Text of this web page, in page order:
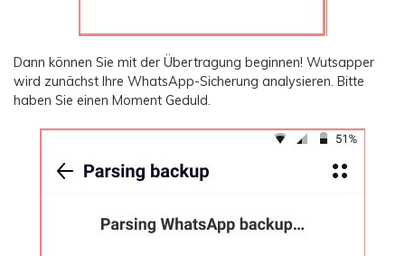
Dann können Sie mit der Übertragung beginnen! Wutsapper
wird zunächst Ihre WhatsApp-Sicherung analysieren. Bitte
haben Sie einen Moment Geduld.